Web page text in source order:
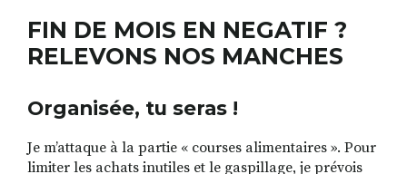
FIN DE MOIS EN NEGATIF ?
RELEVONS NOS MANCHES
Organisée, tu seras !
Je m’attaque à la partie « courses alimentaires ». Pour
limiter les achats inutiles et le gaspillage, je prévois